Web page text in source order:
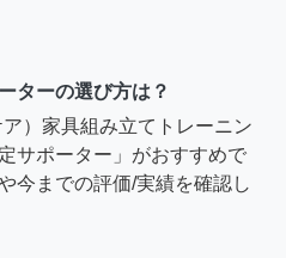
ターの選び方は？
）家具組み立てトレーニン
サポーター」がおすすめで
今までの評価/実績を確認し